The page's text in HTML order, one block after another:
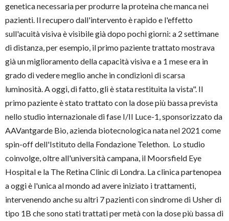
genetica necessaria per produrre la proteina che manca nei
pazienti. Il recupero dall'intervento è rapido e l'effetto
sull'acuità visiva è visibile già dopo pochi giorni: a 2 settimane
di distanza, per esempio, il primo paziente trattato mostrava
già un miglioramento della capacità visiva e a 1 mese era in
grado di vedere meglio anche in condizioni di scarsa
luminosità. A oggi, di fatto, gli è stata restituita la vista". Il
primo paziente è stato trattato con la dose più bassa prevista
nello studio internazionale di fase I/II Luce-1, sponsorizzato da
AAVantgarde Bio, azienda biotecnologica nata nel 2021 come
spin-off dell'Istituto della Fondazione Telethon. Lo studio
coinvolge, oltre all'università campana, il Moorsfield Eye
Hospital e la The Retina Clinic di Londra. La clinica partenopea
a oggi è l'unica al mondo ad avere iniziato i trattamenti,
intervenendo anche su altri 7 pazienti con sindrome di Usher di
tipo 1B che sono stati trattati per metà con la dose più bassa di